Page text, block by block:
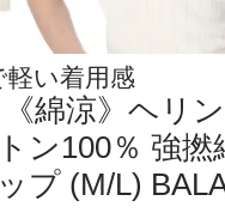
軽い着用感
綿涼》ヘリ
ン100％ 強撚
プ (M/L)